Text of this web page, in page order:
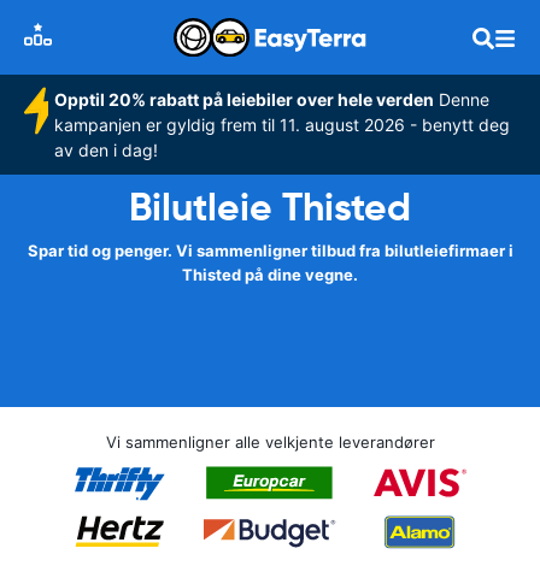
Opptil 20% rabatt på leiebiler over hele verden Denne
kampanjen er gyldig frem til 11. august 2026 - benytt deg
av den i dag!
Bilutleie Thisted
Spar tid og penger. Vi sammenligner tilbud fra bilutleiefirmaer i
Thisted på dine vegne.
Vi sammenligner alle velkjente leverandører